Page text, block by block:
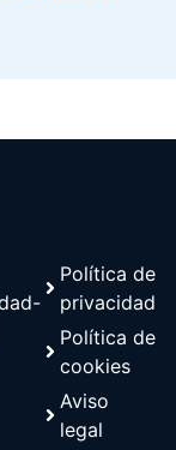
Política de
privacidad
Política de
cookies
Aviso
legal